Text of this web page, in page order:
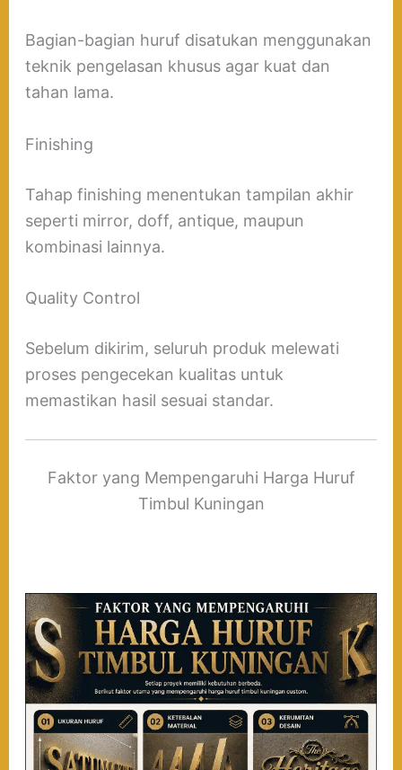
Bagian-bagian huruf disatukan menggunakan
teknik pengelasan khusus agar kuat dan
tahan lama.
Finishing
Tahap finishing menentukan tampilan akhir
seperti mirror, doff, antique, maupun
kombinasi lainnya.
Quality Control
Sebelum dikirim, seluruh produk melewati
proses pengecekan kualitas untuk
memastikan hasil sesuai standar.
Faktor yang Mempengaruhi Harga Huruf
Timbul Kuningan